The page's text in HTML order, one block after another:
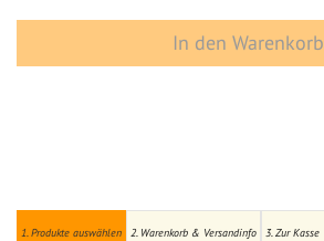
1. Produkte auswählen 2. Warenkorb & Versandinfo 3. Zur Kasse
In den Warenkorb